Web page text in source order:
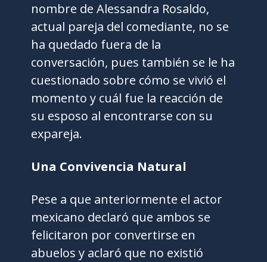
nombre de Alessandra Rosaldo,
actual pareja del comediante, no se
ha quedado fuera de la
conversación, pues también se le ha
cuestionado sobre cómo se vivió el
momento y cuál fue la reacción de
su esposo al encontrarse con su
expareja.
Una Convivencia Natural
Pese a que anteriormente el actor
mexicano declaró que ambos se
felicitaron por convertirse en
abuelos y aclaró que no existió